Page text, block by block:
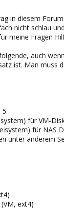
in diesem
nicht schlau
meine Fragen
auch
ist. Man muss
5
für VM-
für NAS
unter anderem
ext4)